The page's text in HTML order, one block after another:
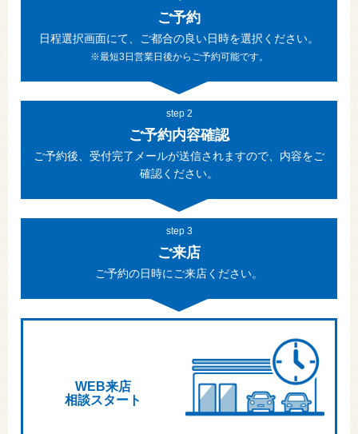
ご予約
日程選択画面にて、ご都合の良い日時を選択ください。
※最短3日営業日後からご予約可能です。
step 2
ご予約内容確認
ご予約後、受付完了メールが送信されますので、内容をご
確認ください。
step 3
ご来店
ご予約の日時にご来店ください。
WEB来店
相談スタート